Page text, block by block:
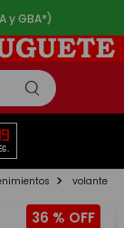
y GBA*)
volante
36 %